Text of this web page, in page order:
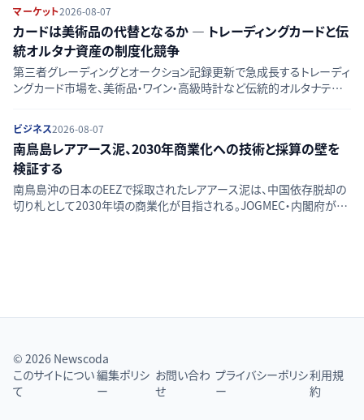
マーケット2026-08-07
カードは美術品の代替となるか — トレーディングカードと伝
統オルタナ資産の制度化競争
第三者グレーディングとオークション記録更新で急成長するトレーディ
ングカード市場を、美術品・ワイン・高級時計など伝統的オルタナティブ
ビジネス2026-08-07
南鳥島レアアース泥、2030年商業化への技術と採算の壁を
検証する
南鳥島沖の日本のEEZで採取されたレアアース泥は、中国依存脱却の
切り札として2030年頃の商業化が目指される。JOGMEC・内閣府が進
© 2026 Newscoda
このサイトについ
て
編集ポリシ
ー
お問い合わ
せ
プライバシーポリシ
ー
利用規
約